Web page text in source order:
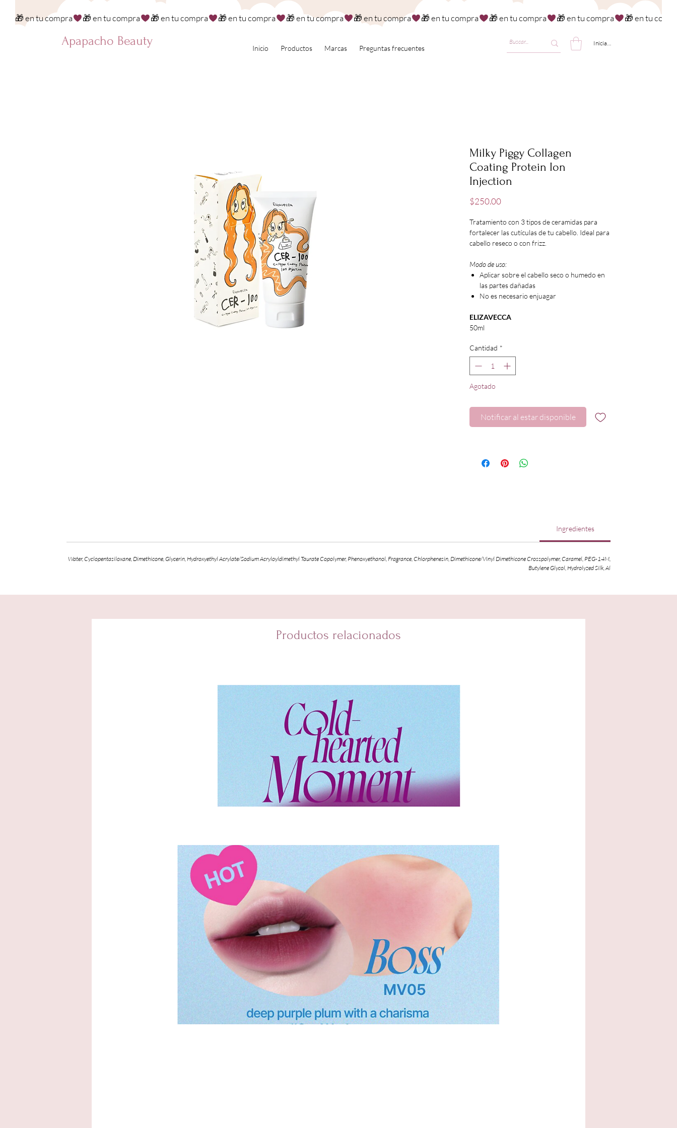
🎁 en tu compra
Apapacho Beauty Iniciar sesión
Inicio Productos Marcas Preguntas frecuentes
Milky Piggy Collagen
Coating Protein Ion
Injection
$250.00Precio
Tratamiento con 3 tipos de ceramidas para
fortalecer las cutículas de tu cabello. Ideal para
cabello reseco o con frizz.
Modo de uso:
Aplicar sobre el cabello seco o humedo en
las partes dañadas
No es necesario enjuagar
ELIZAVECCA
50ml
Cantidad *
Agotado
Notificar al estar disponible
Ingredientes
Water, Cyclopentasiloxane, Dimethicone, Glycerin, Hydroxyethyl Acrylate/Sodium Acryloyldimethyl Taurate Copolymer, Phenoxyethanol, Fragrance, Chlorphenesin, Dimethicone/Vinyl Dimethicone Crosspolymer, Caramel, PEG-14M,
Butylene Glycol, Hydrolyzed Silk, Al
Productos relacionados